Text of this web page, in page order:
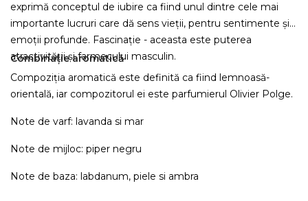
exprimă conceptul de iubire ca fiind unul dintre cele mai
importante lucruri care dă sens vieții, pentru sentimente și
emoții profunde. Fascinație - aceasta este puterea
atractivității și farmecului masculin.
Combinație aromatică
Compoziția aromatică este definită ca fiind lemnoasă-
orientală, iar compozitorul ei este parfumierul Olivier Polge.
Note de varf: lavanda si mar
Note de mijloc: piper negru
Note de baza: labdanum, piele si ambra